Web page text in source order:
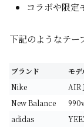
コラボや限定
下記のようなテー
ブランド モデ
Nike
AIR
New Balance
adidas